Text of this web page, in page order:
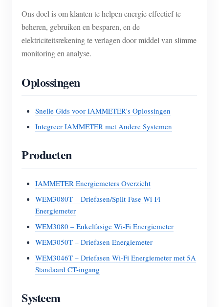
Ons doel is om klanten te helpen energie effectief te
beheren, gebruiken en besparen, en de
elektriciteitsrekening te verlagen door middel van slimme
monitoring en analyse.
Oplossingen
Snelle Gids voor IAMMETER's Oplossingen
Integreer IAMMETER met Andere Systemen
Producten
IAMMETER Energiemeters Overzicht
WEM3080T – Driefasen/Split-Fase Wi-Fi
Energiemeter
WEM3080 – Enkelfasige Wi-Fi Energiemeter
WEM3050T – Driefasen Energiemeter
WEM3046T – Driefasen Wi-Fi Energiemeter met 5A
Standaard CT-ingang
Systeem